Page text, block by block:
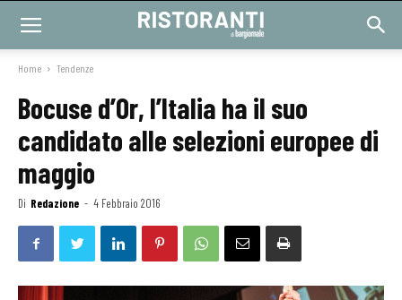
Home Tendenze
Bocuse d’Or, l’Italia ha il suo
candidato alle selezioni europee di
maggio
Di Redazione - 4 Febbraio 2016